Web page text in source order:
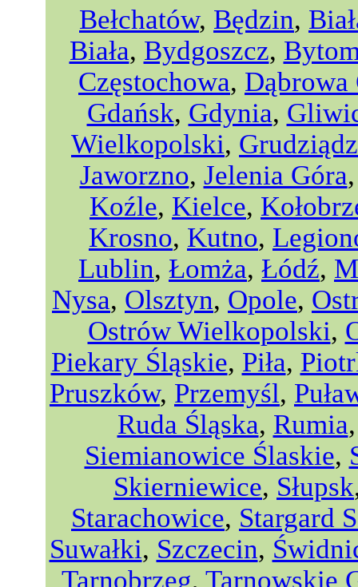
Bełchatów, Będzin,
Biała, Bydgoszcz,
Częstochowa, Dąbrowa
Gdańsk, Gdynia,
Wielkopolski, Grudziądz
Jaworzno, Jelenia Góra
Koźle, Kielce,
Krosno, Kutno,
Lublin, Łomża, Łódź,
Nysa, Olsztyn, Opole,
Ostrów Wielkopolski,
Piekary Śląskie, Piła,
Pruszków, Przemyśl,
Ruda Śląska, Rumia
Siemianowice Ślaskie,
Skierniewice, Słupsk
Starachowice, Stargard
Suwałki, Szczecin,
Tarnobrzeg, Tarnowskie